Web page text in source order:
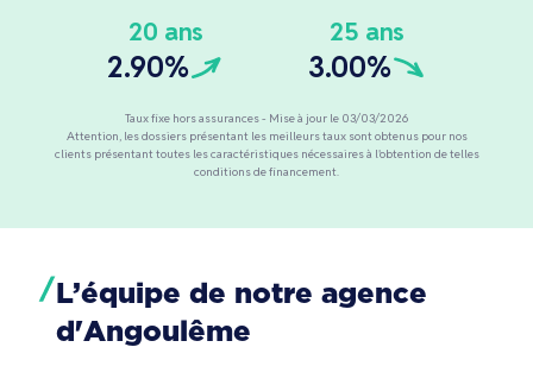
20 ans
2.90%
25 ans
3.00%
Taux fixe hors assurances - Mise à jour le 03/03/2026
Attention, les dossiers présentant les meilleurs taux sont obtenus pour nos
clients présentant toutes les caractéristiques nécessaires à l'obtention de telles
conditions de financement.
L’équipe de notre agence
d'Angoulême